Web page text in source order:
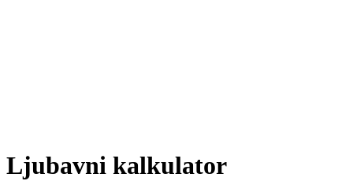
Ljubavni kalkulator